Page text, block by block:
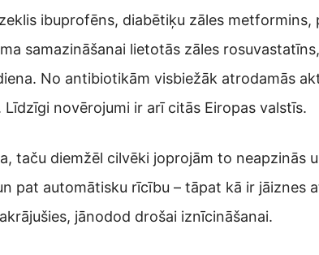
ibuprofēns, diabētiķu zāles
samazināšanai lietotās zāles
No antibiotikām visbiežāk atrodamās
novērojumi ir arī citās Eiropas valstīs.
taču diemžēl cilvēki joprojām to neapzinās
pat automātisku rīcību – tāpat kā ir
jānodod drošai iznīcināšanai.